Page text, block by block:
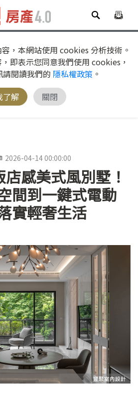
，本網站使用 cookies 分析技術。
即表示您同意我們使用 cookies，
閱讀我們的 隱私權政策 。
了解
關閉
2026-04-14 00:00:00
感美式風別墅！
間到一鍵式電動
實輕奢生活